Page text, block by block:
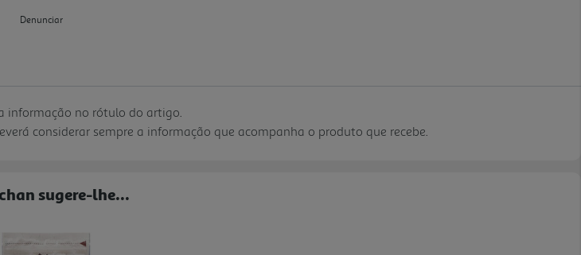
informação no rótulo do artigo.
considerar sempre a informação que acompanha o produto que recebe.
sugere-lhe...